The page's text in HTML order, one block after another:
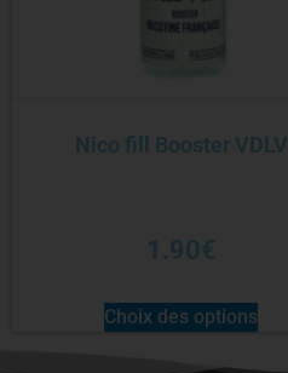
Nico fill Booster VDLV
1.90€
Choix des options